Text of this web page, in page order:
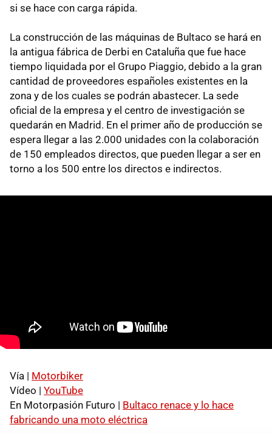
si se hace con carga rápida.
La construcción de las máquinas de Bultaco se hará en
la antigua fábrica de Derbi en Cataluña que fue hace
tiempo liquidada por el Grupo Piaggio, debido a la gran
cantidad de proveedores españoles existentes en la
zona y de los cuales se podrán abastecer. La sede
oficial de la empresa y el centro de investigación se
quedarán en Madrid. En el primer año de producción se
espera llegar a las 2.000 unidades con la colaboración
de 150 empleados directos, que pueden llegar a ser en
torno a los 500 entre los directos e indirectos.
Vía | Motorbiker
Vídeo | YouTube
En Motorpasión Futuro | Bultaco renace y lo hace
fabricando una moto eléctrica